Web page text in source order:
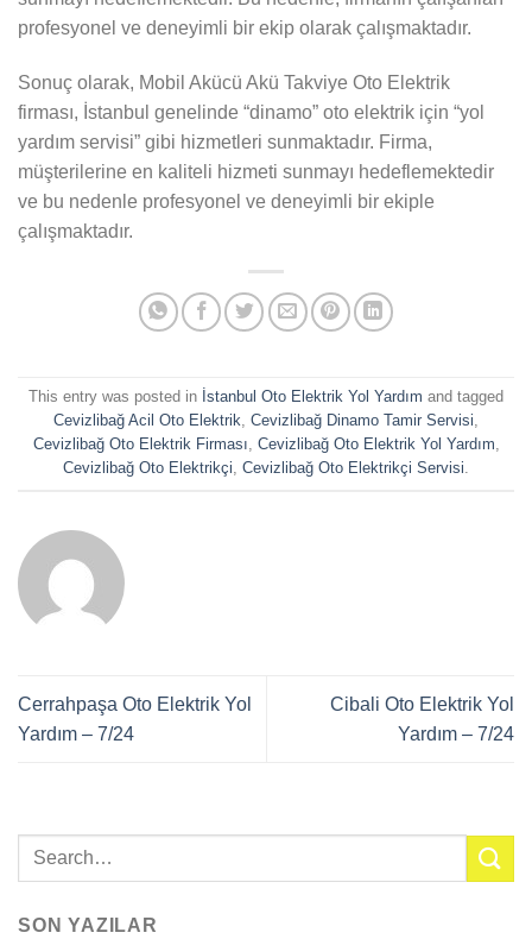
profesyonel ve deneyimli bir ekip olarak çalışmaktadır.
Sonuç olarak, Mobil Akücü Akü Takviye Oto Elektrik
firması, İstanbul genelinde “dinamo” oto elektrik için “yol
yardım servisi” gibi hizmetleri sunmaktadır. Firma,
müşterilerine en kaliteli hizmeti sunmayı hedeflemektedir
ve bu nedenle profesyonel ve deneyimli bir ekiple
çalışmaktadır.
This entry was posted in İstanbul Oto Elektrik Yol Yardım and tagged
Cevizlibağ Acil Oto Elektrik Cevizlibağ Dinamo Tamir Servisi
Cevizlibağ Oto Elektrik Firması Cevizlibağ Oto Elektrik Yol Yardım
Cevizlibağ Oto Elektrikçi Cevizlibağ Oto Elektrikçi Servisi
Cerrahpaşa Oto Elektrik Yol
Yardım – 7/24
Cibali Oto Elektrik Yol
Yardım – 7/24
SON YAZILAR